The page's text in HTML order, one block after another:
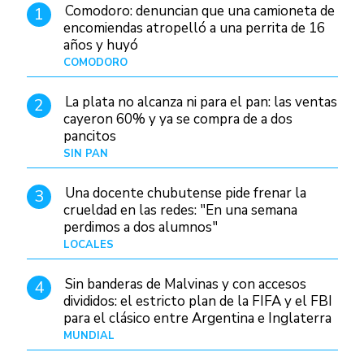
1
Comodoro: denuncian que una camioneta de
encomiendas atropelló a una perrita de 16
años y huyó
COMODORO
2
La plata no alcanza ni para el pan: las ventas
cayeron 60% y ya se compra de a dos
pancitos
SIN PAN
3
Una docente chubutense pide frenar la
crueldad en las redes: "En una semana
perdimos a dos alumnos"
LOCALES
4
Sin banderas de Malvinas y con accesos
divididos: el estricto plan de la FIFA y el FBI
para el clásico entre Argentina e Inglaterra
MUNDIAL